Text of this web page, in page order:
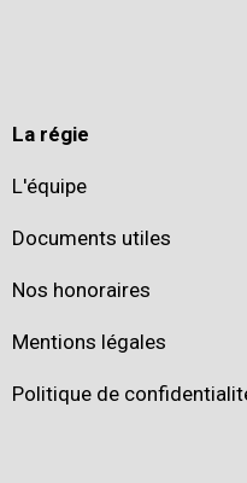
La régie
L'équipe
Documents utiles
Nos honoraires
Mentions légales
Politique de